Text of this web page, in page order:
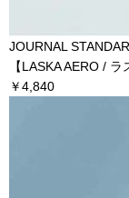
JOURNAL
【LASKA AERO /
￥4,840